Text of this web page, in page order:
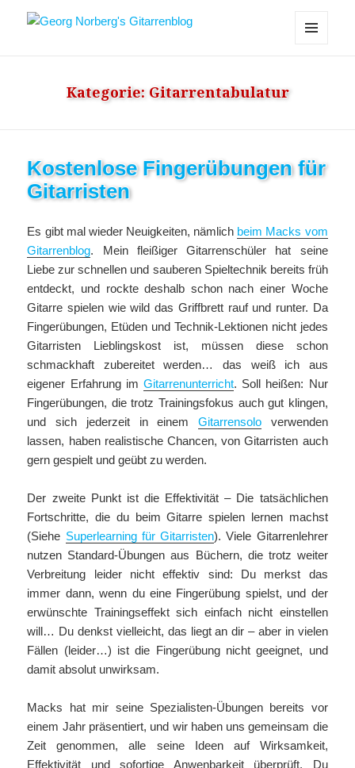
Kategorie: Gitarrentabulatur
Kostenlose Fingerübungen für
Gitarristen
Es gibt mal wieder Neuigkeiten, nämlich beim Macks vom
Gitarrenblog. Mein fleißiger Gitarrenschüler hat seine
Liebe zur schnellen und sauberen Spieltechnik bereits früh
entdeckt, und rockte deshalb schon nach einer Woche
Gitarre spielen wie wild das Griffbrett rauf und runter. Da
Fingerübungen, Etüden und Technik-Lektionen nicht jedes
Gitarristen Lieblingskost ist, müssen diese schon
schmackhaft zubereitet werden… das weiß ich aus
eigener Erfahrung im Gitarrenunterricht. Soll heißen: Nur
Fingerübungen, die trotz Trainingsfokus auch gut klingen,
und sich jederzeit in einem Gitarrensoloverwenden
lassen, haben realistische Chancen, von Gitarristen auch
gern gespielt und geübt zu werden.
Der zweite Punkt ist die Effektivität – Die tatsächlichen
Fortschritte, die du beim Gitarre spielen lernen machst
(Siehe Superlearning für Gitarristen). Viele Gitarrenlehrer
nutzen Standard-Übungen aus Büchern, die trotz weiter
Verbreitung leider nicht effektiv sind: Du merkst das
immer dann, wenn du eine Fingerübung spielst, und der
erwünschte Trainingseffekt sich einfach nicht einstellen
will… Du denkst vielleicht, das liegt an dir – aber in vielen
Fällen (leider…) ist die Fingerübung nicht geeignet, und
damit absolut unwirksam.
Macks hat mir seine Spezialisten-Übungen bereits vor
einem Jahr präsentiert, und wir haben uns gemeinsam die
Zeit genommen, alle seine Ideen auf Wirksamkeit,
Effektivität und sofortige Anwenbarkeit überprüft. Du